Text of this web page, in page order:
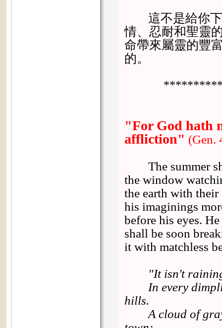
這不是給你下
情、忍耐和聖靈
命帶來屬靈的豐
的。
"For God hath
affliction" (Gen.
The summer
the window
the earth with their
his imaginings
before his eyes.
shall be soon
it with matchless
"It isn't raining
In every
hills.
A cloud of gray